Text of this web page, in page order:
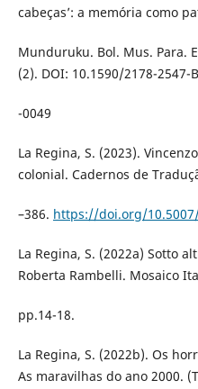
cabeças’: a memória como
Munduruku. Bol. Mus. Para.
(2). DOI: 10.1590/2178-2547-
-0049
La Regina, S. (2023).
colonial. Cadernos de
–386. https://doi.org/
La Regina, S. (2022a) Sotto
Roberta Rambelli. Mosaico
pp.14-18.
La Regina, S. (2022b). Os
As maravilhas do ano 2000.